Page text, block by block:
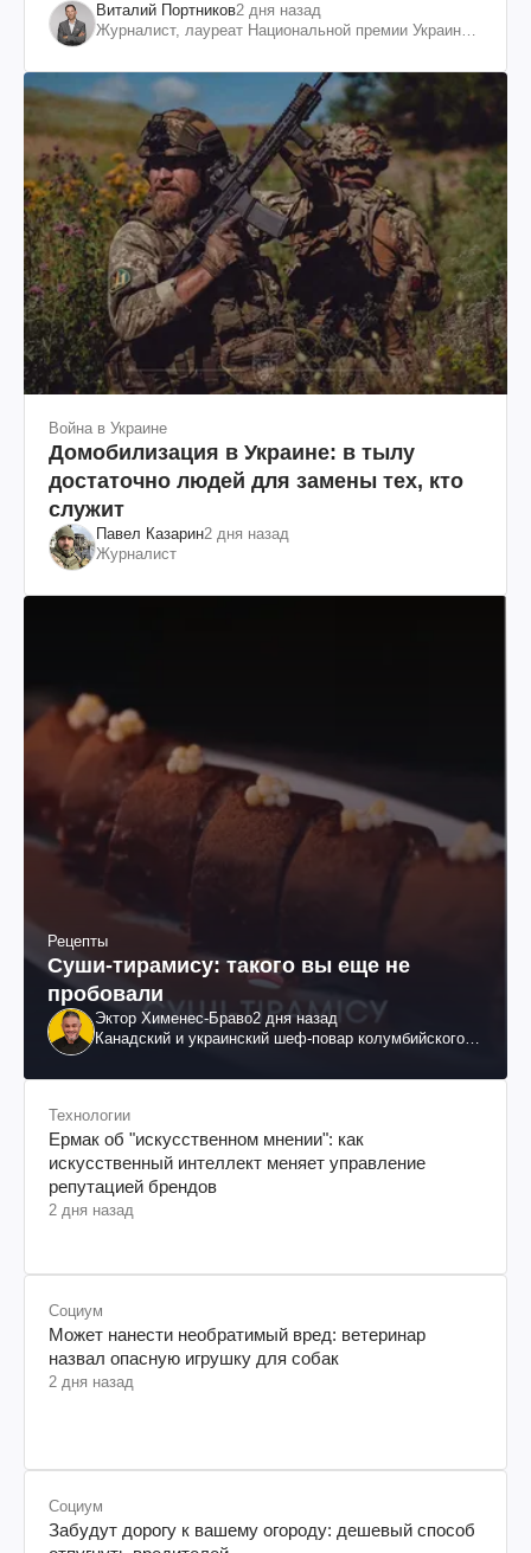
Виталий Портников2 дня назад
Журналист, лауреат Национальной премии Украины
Война в Украине
Домобилизация в Украине: в тылу
достаточно людей для замены тех, кто
служит
Павел Казарин2 дня назад
Журналист
Рецепты
Суши-тирамису: такого вы еще не
пробовали
Эктор Хименес-Браво2 дня назад
Канадский и украинский шеф-повар колумбийского
Технологии
Ермак об "искусственном мнении": как
искусственный интеллект меняет управление
репутацией брендов
2 дня назад
Социум
Может нанести необратимый вред: ветеринар
назвал опасную игрушку для собак
2 дня назад
Социум
Забудут дорогу к вашему огороду: дешевый способ